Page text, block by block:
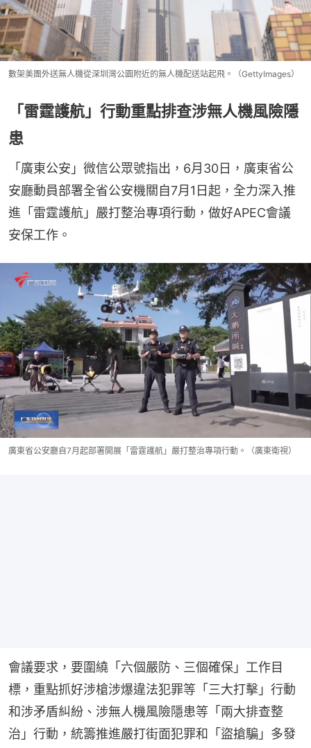
數架美團外送無人機從深圳灣公園附近的無人機配送站起飛。（GettyImages）
「雷霆護航」行動重點排查涉無人機風險隱
患
「廣東公安」微信公眾號指出，6月30日，廣東省公
安廳動員部署全省公安機關自7月1日起，全力深入推
進「雷霆護航」嚴打整治專項行動，做好APEC會議
安保工作。
廣東省公安廳自7月起部署開展「雷霆護航」嚴打整治專項行動。（廣東衛視）
會議要求，要圍繞「六個嚴防、三個確保」工作目
標，重點抓好涉槍涉爆違法犯罪等「三大打擊」行動
和涉矛盾糾紛、涉無人機風險隱患等「兩大排查整
治」行動，統籌推進嚴打街面犯罪和「盜搶騙」多發